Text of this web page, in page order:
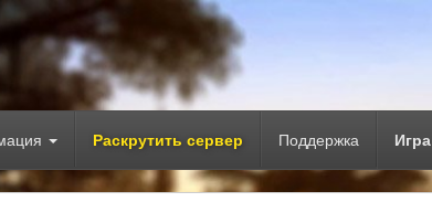
Раскрутить сервер Поддержка Игра